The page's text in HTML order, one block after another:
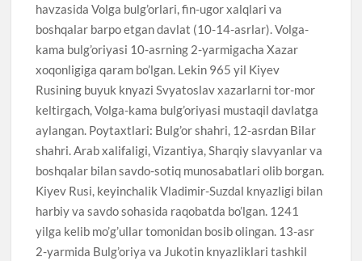
havzasida Volga bulg’orlari, fin-ugor xalqlari va
boshqalar barpo etgan davlat (10-14-asrlar). Volga-
kama bulg’oriyasi 10-asrning 2-yarmigacha Xazar
xoqonligiga qaram bo’lgan. Lekin 965 yil Kiyev
Rusining buyuk knyazi Svyatoslav xazarlarni tor-mor
keltirgach, Volga-kama bulg’oriyasi mustaqil davlatga
aylangan. Poytaxtlari: Bulg’or shahri, 12-asrdan Bilar
shahri. Arab xalifaligi, Vizantiya, Sharqiy slavyanlar va
boshqalar bilan savdo-sotiq munosabatlari olib borgan.
Kiyev Rusi, keyinchalik Vladimir-Suzdal knyazligi bilan
harbiy va savdo sohasida raqobatda bo’lgan. 1241
yilga kelib mo’g’ullar tomonidan bosib olingan. 13-asr
2-yarmida Bulg’oriya va Jukotin knyazliklari tashkil